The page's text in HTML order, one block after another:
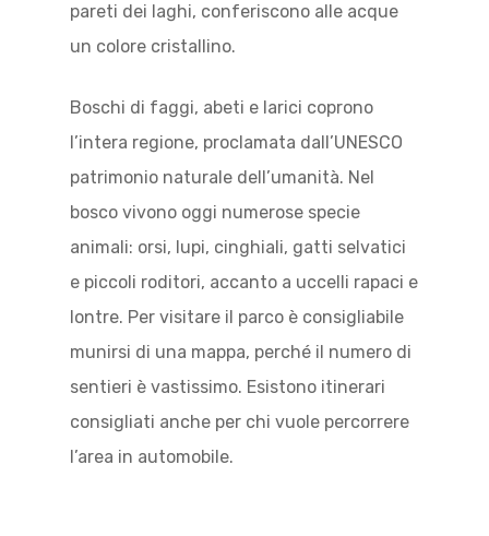
pareti dei laghi, conferiscono alle acque
un colore cristallino.
Boschi di faggi, abeti e larici coprono
l’intera regione, proclamata dall’UNESCO
patrimonio naturale dell’umanità. Nel
bosco vivono oggi numerose specie
animali: orsi, lupi, cinghiali, gatti selvatici
e piccoli roditori, accanto a uccelli rapaci e
lontre. Per visitare il parco è consigliabile
munirsi di una mappa, perché il numero di
sentieri è vastissimo. Esistono itinerari
consigliati anche per chi vuole percorrere
l’area in automobile.